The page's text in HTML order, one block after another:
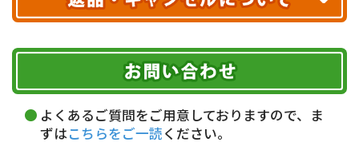
ヤマト運輸
お届け可能時間帯
午前中 14～16時
16～18時
18～20時
19～21時 指定なし
Amazon Pay
クレジットカードにて決済いただけます。
期限を含むルール（条件）や、お客様にご負担い
ただく費用がございます。
詳しくはこちら▶
よくあるご質問をご用意しておりますので、ま
ずはこちらをご一読ください。